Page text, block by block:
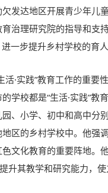
发达地区开展青少年儿
治理研究院的指导和支
一步提升乡村学校的育
·实践”教育工作的重要
学校都是“生活·实践”教
、小学、初中和高中分
区的乡村学校中。他强
文化教育的重要阵地。
升其教学和研究能力，